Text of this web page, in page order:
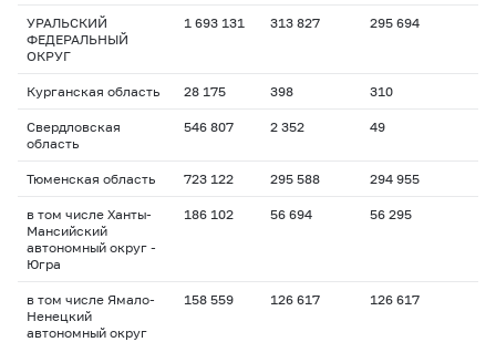
УРАЛЬСКИЙ
ФЕДЕРАЛЬНЫЙ
ОКРУГ
1 693 131 313 827 295 694
Курганская область 28 175 398 310
Свердловская
область
546 807 2 352 49
Тюменская область 723 122 295 588 294 955
в том числе Ханты-
Мансийский
автономный округ -
Югра
186 102 56 694 56 295
в том числе Ямало-
Ненецкий
автономный округ
158 559 126 617 126 617